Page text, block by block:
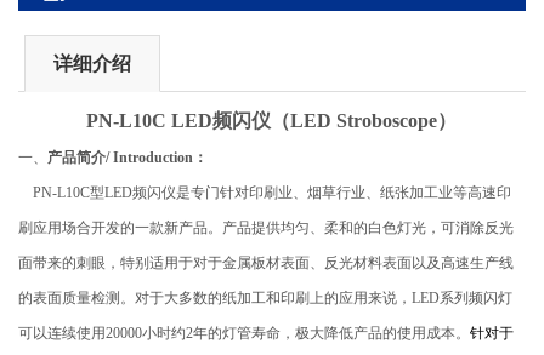
详细介绍
PN-L10C LED频闪仪 （LEDStroboscope）
一、 产品简介/ Introduction：
PN-L10C型LED频闪仪是专门针对印刷业、烟草行业、纸张加工业等高速印
刷应用场合开发的一款新产品。产品提供均匀、柔和的白色灯光，可消除反光
面带来的刺眼，特别适用于对于金属板材表面、反光材料表面以及高速生产线
的表面质量检测。对于大多数的纸加工和印刷上的应用来说，LED系列频闪灯
可以连续使用20000小时约2年的灯管寿命，极大降低产品的使用成本。针对于